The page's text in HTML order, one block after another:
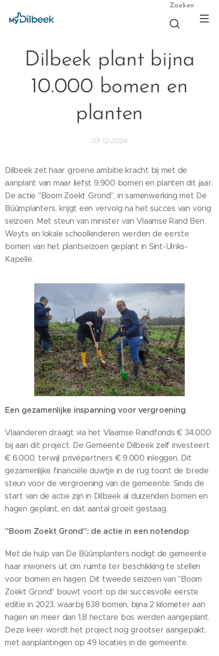
Zoeken
Dilbeek plant bijna
10.000 bomen en
planten
03-12-2024
Dilbeek zet haar groene ambitie kracht bij met de
aanplant van maar liefst 9.900 bomen en planten dit jaar.
De actie "Boom Zoekt Grond", in samenwerking met De
Bûûmplanters, krijgt een vervolg na het succes van vorig
seizoen. Met steun van minister van Vlaamse Rand Ben
Weyts en lokale schoolkinderen werden de eerste
bomen van het plantseizoen geplant in Sint-Ulriks-
Kapelle.
Een gezamenlijke inspanning voor vergroening
Vlaanderen draagt via het Vlaamse Randfonds € 34.000
bij aan dit project. De Gemeente Dilbeek zelf investeert
€ 6.000, terwijl privépartners € 9.000 inleggen. Dit
gezamenlijke financiële duwtje in de rug toont de brede
steun voor de vergroening van de gemeente. Sinds de
start van de actie zijn in Dilbeek al duizenden bomen en
hagen geplant, en dat aantal groeit gestaag.
"Boom Zoekt Grond": de actie in een notendop
Met de hulp van De Bûûmplanters nodigt de gemeente
haar inwoners uit om ruimte ter beschikking te stellen
voor bomen en hagen. Dit tweede seizoen van "Boom
Zoekt Grond" bouwt voort op de succesvolle eerste
editie in 2023, waarbij 638 bomen, bijna 2 kilometer aan
hagen en meer dan 1,8 hectare bos werden aangeplant.
Deze keer wordt het project nog grootser aangepakt,
met aanplantingen op 49 locaties in de gemeente.